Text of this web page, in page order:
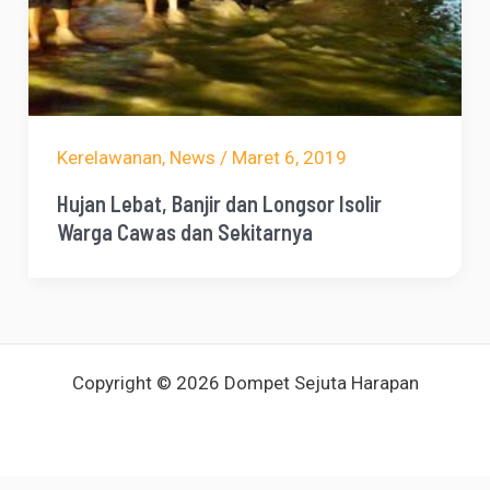
Kerelawanan, News / Maret 6, 2019
Hujan Lebat, Banjir dan Longsor Isolir
Warga Cawas dan Sekitarnya
Copyright © 2026 Dompet Sejuta Harapan